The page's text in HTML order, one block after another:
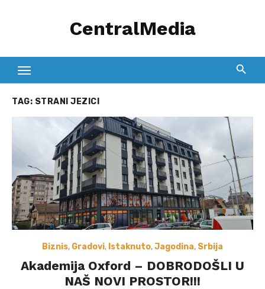
CentralMedia
TAG: STRANI JEZICI
Biznis, Gradovi, Istaknuto,Jagodina, Srbija
Akademija Oxford – DOBRODOŠLI U
NAŠ NOVI PROSTOR!!!